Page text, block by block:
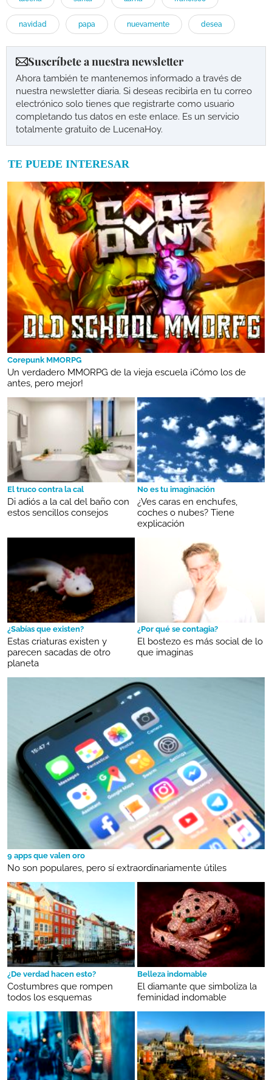
navidad papa nuevamente desea
Suscríbete a nuestra newsletter
Ahora también te mantenemos informado a través de
nuestra newsletter diaria. Si deseas recibirla en tu correo
electrónico solo tienes que registrarte como usuario
completando tus datos en este enlace. Es un servicio
totalmente gratuito de LucenaHoy.
TE PUEDE INTERESAR
Corepunk MMORPG
Un verdadero MMORPG de la vieja escuela ¡Cómo los de
antes, pero mejor!
El truco contra la cal
Di adiós a la cal del baño con
estos sencillos consejos
No es tu imaginación
¿Ves caras en enchufes,
coches o nubes? Tiene
explicación
¿Sabías que existen?
Estas criaturas existen y
parecen sacadas de otro
planeta
¿Por qué se contagia?
El bostezo es más social de lo
que imaginas
9 apps que valen oro
No son populares, pero sí extraordinariamente útiles
¿De verdad hacen esto?
Costumbres que rompen
todos los esquemas
Belleza indomable
El diamante que simboliza la
feminidad indomable